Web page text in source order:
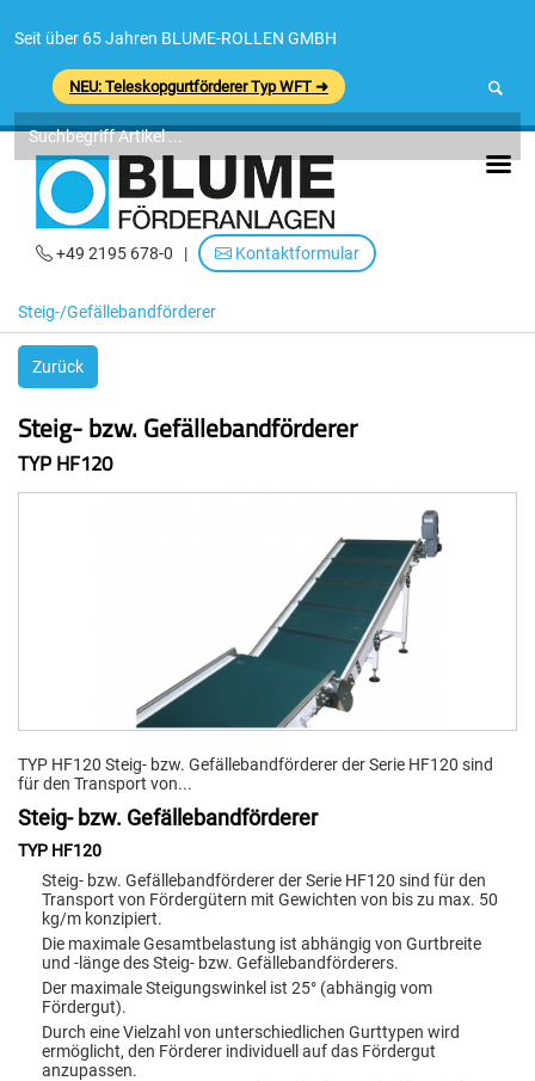
Seit über 65 Jahren BLUME-ROLLEN GMBH
NEU: Teleskopgurtförderer Typ WFT ➜
+49 2195 678-0 | Kontaktformular
Steig-/Gefällebandförderer
Zurück
Steig- bzw. Gefällebandförderer
TYP HF120
TYP HF120 Steig- bzw. Gefällebandförderer der Serie HF120 sind
für den Transport von...
Steig- bzw. Gefällebandförderer
TYP HF120
Steig- bzw. Gefällebandförderer der Serie HF120 sind für den
Transport von Fördergütern mit Gewichten von bis zu max. 50
kg/m konzipiert.
Die maximale Gesamtbelastung ist abhängig von Gurtbreite
und -länge des Steig- bzw. Gefällebandförderers.
Der maximale Steigungswinkel ist 25° (abhängig vom
Fördergut).
Durch eine Vielzahl von unterschiedlichen Gurttypen wird
ermöglicht, den Förderer individuell auf das Fördergut
anzupassen.